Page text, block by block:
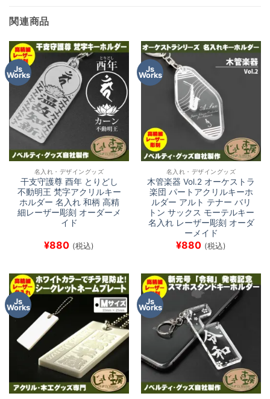
関連商品
Js
Works
名入れ・デザイングッズ
干支守護尊 酉年 とりどし
不動明王 梵字アクリルキー
ホルダー 名入れ 和柄 高精
細レーザー彫刻 オーダーメ
イド
¥880 (税込)
Js
Works
名入れ・デザイングッズ
木管楽器 Vol.2 オーケストラ
楽団 パートアクリルキーホ
ルダー アルト テナー バリ
トン サックス モーテルキー
名入れ レーザー彫刻 オーダ
ーメイド
¥880 (税込)
Js
Works
Js
Works